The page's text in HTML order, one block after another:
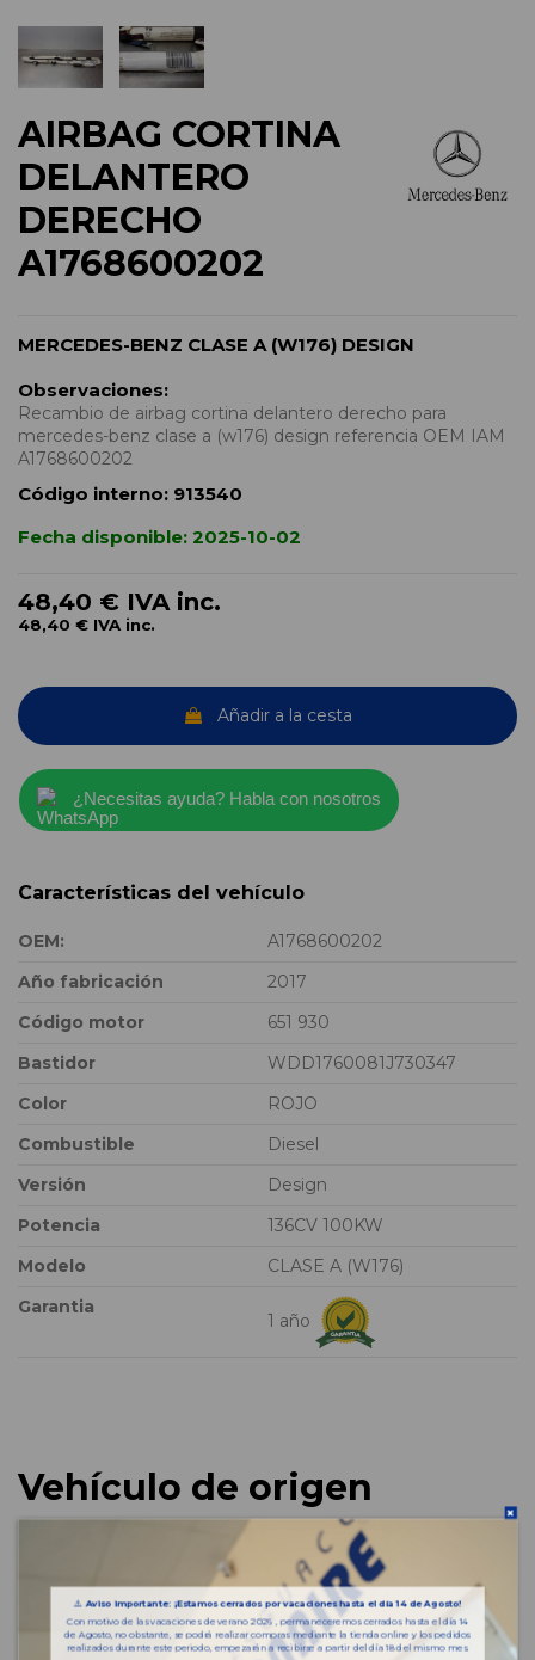
AIRBAG CORTINA
DELANTERO
DERECHO
A1768600202
MERCEDES-BENZ CLASE A (W176) DESIGN
Observaciones:
Recambio de airbag cortina delantero derecho para
mercedes-benz clase a (w176) design referencia OEM IAM
A1768600202
Código interno: 913540
Fecha disponible: 2025-10-02
48,40 € IVA inc.
48,40 € IVA inc.
Añadir a la cesta
¿Necesitas ayuda? Habla con nosotros
Características del vehículo
OEM:
A1768600202
Año fabricación
2017
Código motor
651 930
Bastidor
WDD1760081J730347
Color
ROJO
Combustible
Diesel
Versión
Design
Potencia
136CV 100KW
Modelo
CLASE A (W176)
Garantia
1 año
Vehículo de origen
⚠️Aviso importante: ¡Estamos cerrados por vacaciones hasta el día 14 de Agosto!
Con motivo de las vacaciones de verano 2026 , permaneceremos cerrados hasta el día 14
de Agosto, no obstante, se podrá realizar compras mediante la tienda online y los pedidos
realizados durante este periodo, empezarán a recibirse a partir del día 18 del mismo mes.